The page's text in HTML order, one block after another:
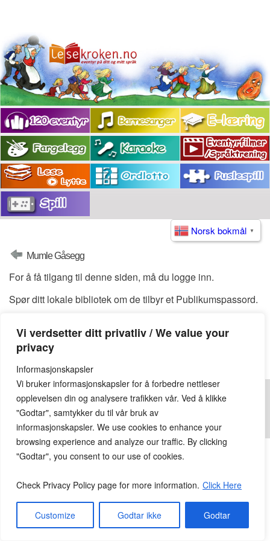
Vi verdsetter ditt privatliv / We value your
privacy
Informasjonskapsler
Vi bruker informasjonskapsler for å forbedre nettleser
opplevelsen din og analysere trafikken vår. Ved å klikke
"Godtar", samtykker du til vår bruk av
informasjonskapsler. We use cookies to enhance your
browsing experience and analyze our traffic. By clicking
"Godtar", you consent to our use of cookies.
Check Privacy Policy page for more information. Click Here
Customize Godtar ikke Godtar
Norsk bokmål ▼
Mumle Gåsegg
For å få tilgang til denne siden, må du logge inn.
Spør ditt lokale bibliotek om de tilbyr et Publikumspassord.
Publikumspassord:
© 2026Lesekroken.noAll Rights Reserved.